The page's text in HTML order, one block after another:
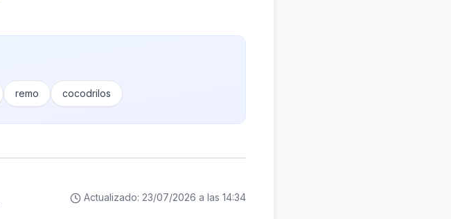
remo cocodrilos
Actualizado: 23/07/2026 a las 14:34